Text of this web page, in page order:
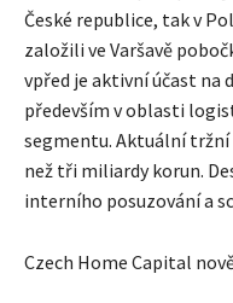
České republice, tak v
založili ve Varšavě
vpřed je aktivní účast na
především v oblasti
segmentu. Aktuální
než tři miliardy korun.
interního posuzování a
Czech Home Capital